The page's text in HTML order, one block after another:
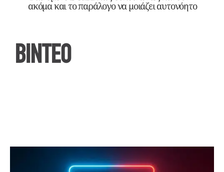
ακόμα και το παράλογο να μοιάζει αυτονόητο
ΒΙΝΤΕΟ